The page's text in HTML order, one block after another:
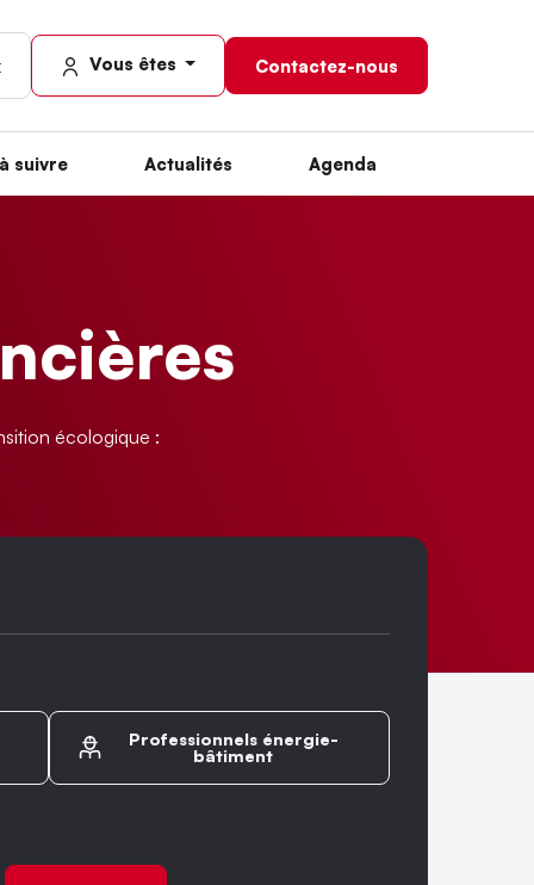
Vous êtes Contactez-nous
suivre Actualités Agenda
écologique :
Professionnels énergie-
bâtiment